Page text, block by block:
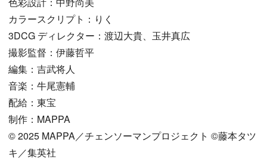
カラースクリプト：りく
3DCG ディレクター：渡辺大貴、玉井真広
撮影監督：伊藤哲平
編集：吉武将人
音楽：牛尾憲輔
配給：東宝
制作：MAPPA
© 2025 MAPPA／チェンソーマンプロジェクト ©藤本タツ
キ／集英社